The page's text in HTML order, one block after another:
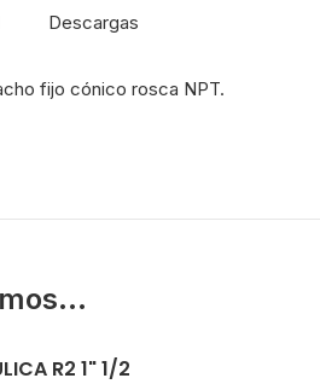
Descargas
fijo cónico rosca NPT.
R2 1" 1/2